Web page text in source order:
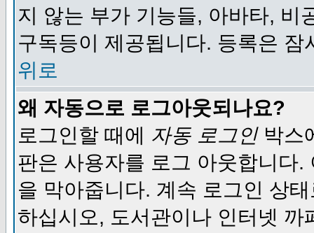
지 않는 부가 기능들, 아바타, 비
구독등이 제공됩니다. 등록은
위로
왜 자동으로 로그아웃되나요?
로그인할 때에 자동 로그인박스
판은 사용자를 로그 아웃합니다
을 막아줍니다. 계속 로그인 상
하십시오, 도서관이나 인터넷